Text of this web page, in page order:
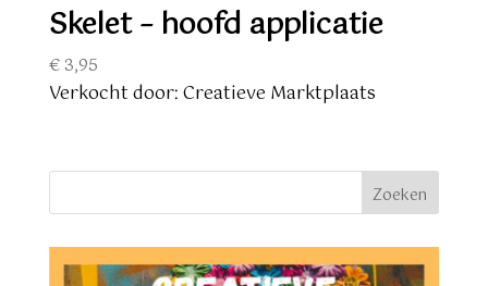
Skelet – hoofd applicatie
€3,95
Verkocht door: Creatieve Marktplaats
Zoeken